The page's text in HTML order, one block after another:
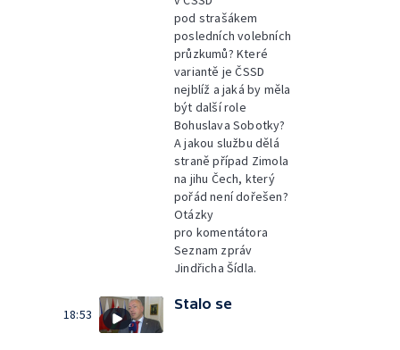
pod strašákem
posledních volebních
průzkumů? Které
variantě je ČSSD
nejblíž a jaká by měla
být další role
Bohuslava Sobotky?
A jakou službu dělá
straně případ Zimola
na jihu Čech, který
pořád není dořešen?
Otázky
pro komentátora
Seznam zpráv
Jindřicha Šídla.
18:53
Stalo se